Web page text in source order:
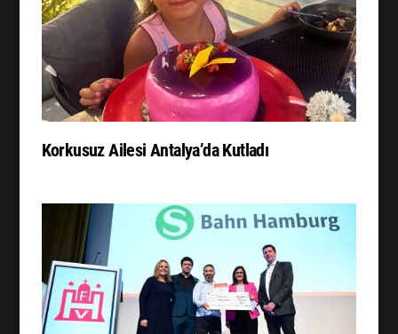
Korkusuz Ailesi Antalya’da Kutladı